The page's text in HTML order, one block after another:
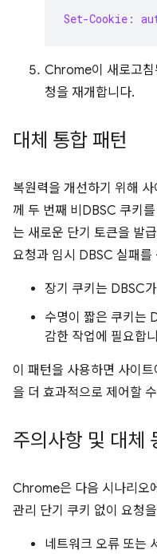
Set-Cookie:
Chrome이 새로고침
청을 재개합니다.
대체 통합 패턴
복원력을 개선하기 위해
께 두 번째 비DBSC 쿠키
는 새로운 단기 토큰을 발
요청과 임시 DBSC 실패
장기 쿠키는 DBSC
수명이 짧은 쿠키는
감한 작업에 필요합
이 패턴을 사용하면 사이
을 더 효과적으로 제어할
주의사항 및 대체
Chrome은 다음 시나리오
관리 단기 쿠키 없이 요청
네트워크 오류 또는